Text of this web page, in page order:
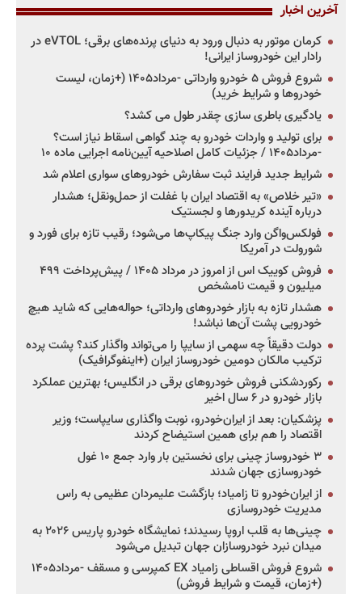
آخرین اخبار
کرمان موتور به دنبال ورود به دنیای پرنده‌های برقی؛ eVTOL در
رادار این خودروساز ایرانی!
شروع فروش ۵ خودرو وارداتی -مرداد۱۴۰۵ (+زمان، لیست
خودروها و شرایط خرید)
یادگیری باطری سازی چقدر طول می کشد؟
برای تولید و واردات خودرو به چند گواهی اسقاط نیاز است؟
-مرداد۱۴۰۵ / جزئیات کامل اصلاحیه آیین‌نامه اجرایی ماده ۱۰
شرایط جدید فرایند ثبت سفارش خودروهای سواری اعلام شد
«تیر خلاص» به اقتصاد ایران با غفلت از حمل‌ونقل؛ هشدار
درباره آینده کریدورها و لجستیک
فولکس‌واگن وارد جنگ پیکاپ‌ها می‌شود؛ رقیب تازه برای فورد و
شورولت در آمریکا
فروش کوییک اس از امروز در مرداد ۱۴۰۵ / پیش‌پرداخت ۴۹۹
میلیون و قیمت نامشخص
هشدار تازه به بازار خودروهای وارداتی؛ حواله‌هایی که شاید هیچ
خودرویی پشت آن‌ها نباشد!
دولت دقیقاً چه سهمی از سایپا را می‌تواند واگذار کند؟ پشت پرده
ترکیب مالکان دومین خودروساز ایران (+اینفوگرافیک)
رکوردشکنی فروش خودروهای برقی در انگلیس؛ بهترین عملکرد
بازار خودرو در ۶ سال اخیر
پزشکیان: بعد از ایران‌خودرو، نوبت واگذاری سایپاست؛ وزیر
اقتصاد را هم برای همین استیضاح کردند
۳ خودروساز چینی برای نخستین بار وارد جمع ۱۰ غول
خودروسازی جهان شدند
از ایران‌خودرو تا زامیاد؛ بازگشت علیمردان عظیمی به راس
مدیریت خودروسازی
چینی‌ها به قلب اروپا رسیدند؛ نمایشگاه خودرو پاریس ۲۰۲۶ به
میدان نبرد خودروسازان جهان تبدیل می‌شود
شروع فروش اقساطی زامیاد EX کمپرسی و مسقف -مرداد۱۴۰۵
(+زمان، قیمت و شرایط فروش)